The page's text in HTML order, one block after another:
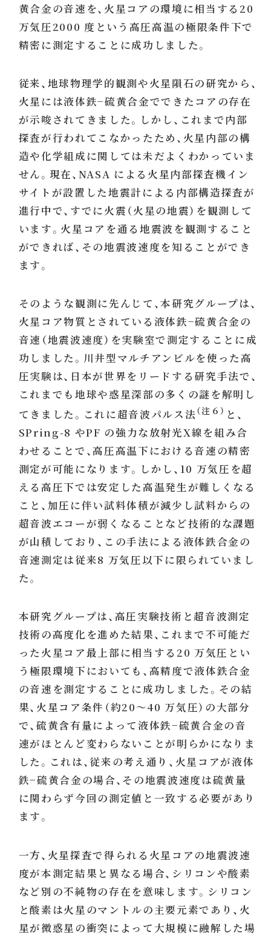
黄合金の音速を、火星コアの環境に相当する20
万気圧2000 度という高圧高温の極限条件下で
精密に測定することに成功しました。
従来、地球物理学的観測や火星隕石の研究から、
火星には液体鉄−硫黄合金でできたコアの存在
が示唆されてきました。しかし、これまで内部
探査が行われてこなかったため、火星内部の構
造や化学組成に関しては未だよくわかっていま
せん。現在、NASA による火星内部探査機イン
サイトが設置した地震計による内部構造探査が
進行中で、すでに火震（火星の地震）を観測して
います。火星コアを通る地震波を観測すること
ができれば、その地震波速度を知ることができ
ます。
そのような観測に先んじて、本研究グループは、
火星コア物質とされている液体鉄−硫黄合金の
音速（地震波速度）を実験室で測定することに成
功しました。川井型マルチアンビルを使った高
圧実験は、日本が世界をリードする研究手法で、
これまでも地球や惑星深部の多くの謎を解明し
てきました。これに超音波パルス法 （注６） と、
SPring-8 やPF の強力な放射光X線を組み合
わせることで、高圧高温下における音速の精密
測定が可能になります。しかし、10 万気圧を超
える高圧下では安定した高温発生が難しくなる
こと、加圧に伴い試料体積が減少し試料からの
超音波エコーが弱くなることなど技術的な課題
が山積しており、この手法による液体鉄合金の
音速測定は従来8 万気圧以下に限られていまし
た。
本研究グループは、高圧実験技術と超音波測定
技術の高度化を進めた結果、これまで不可能だ
った火星コア最上部に相当する20 万気圧とい
う極限環境下においても、高精度で液体鉄合金
の音速を測定することに成功しました。その結
果、火星コア条件（約20～40 万気圧）の大部分
で、硫黄含有量によって液体鉄−硫黄合金の音
速がほとんど変わらないことが明らかになりま
した。これは、従来の考え通り、火星コアが液体
鉄−硫黄合金の場合、その地震波速度は硫黄量
に関わらず今回の測定値と一致する必要があり
ます。
一方、火星探査で得られる火星コアの地震波速
度が本測定結果と異なる場合、シリコンや酸素
など別の不純物の存在を意味します。シリコン
と酸素は火星のマントルの主要元素であり、火
星が微惑星の衝突によって大規模に融解した場